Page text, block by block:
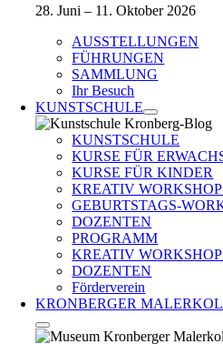
28. Juni – 11. Oktober 2026
AUSSTELLUNGEN
FÜHRUNGEN
SAMMLUNG
Ihr Besuch
KUNSTSCHULE
KUNSTSCHULE
KURSE FÜR
KURSE FÜR KINDER
KREATIV
GEBURTSTAGS-
DOZENTEN
PROGRAMM
KREATIV
DOZENTEN
Förderverein
KRONBERGER